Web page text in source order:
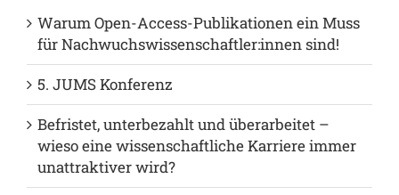
Warum Open-Access-Publikationen ein Muss
für Nachwuchswissenschaftler:innen sind!
5. JUMS Konferenz
Befristet, unterbezahlt und überarbeitet –
wieso eine wissenschaftliche Karriere immer
unattraktiver wird?